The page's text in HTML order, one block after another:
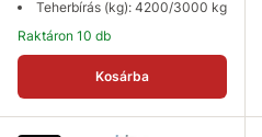
Teherbírás (kg): 4200/3000 kg
Raktáron 10 db
Kosárba